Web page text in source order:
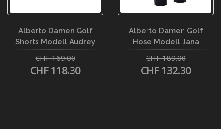
Alberto Damen Golf
Shorts Modell Audrey
CHF 169.00
CHF 118.30
Alberto Damen Golf
Hose Modell Jana
CHF 189.00
CHF 132.30